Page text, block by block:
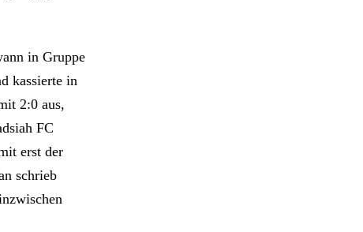
in Gruppe
kassierte in
2:0 aus,
FC
erst der
schrieb